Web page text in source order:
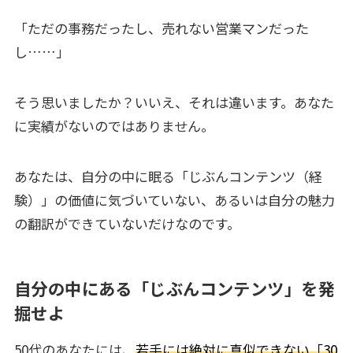
「ただの事務だったし、売れない営業マンだった
し……」
そう思いましたか？いいえ、それは違います。あなた
に実績がないのではありません。
あなたは、自分の中に眠る「じぶんコンテンツ（経
験）」の価値に気づいていない、あるいは自分の魅力
の翻訳ができていないだけなのです。
自分の中にある「じぶんコンテンツ」を発
掘せよ